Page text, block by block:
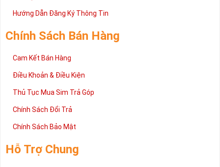
2 đang được rất nhiều khách hàng tin tưởng lựa chọn trên thị
cấp trong bài viết này sẽ giúp bạn hiểu rõ ý nghĩa và các bước đặt
mua sim số tại Sim Tiền Giang nhanh chóng nhất.
Chúc quý khách tìm được chiếc sim Tứ quý 2 như ý!
Hướng Dẫn Đăng Ký Thông Tin
Chính Sách Bán Hàng
Cam Kết Bán Hàng
Điều Khoản & Điều Kiện
Thủ Tục Mua Sim Trả Góp
Chính Sách Đổi Trả
Chính Sách Bảo Mật
Hỗ Trợ Chung